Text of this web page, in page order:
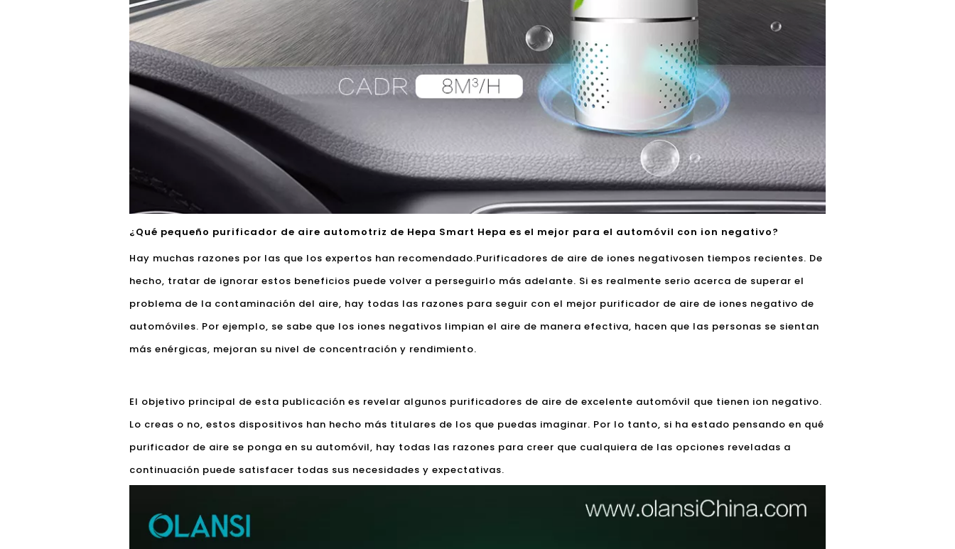
¿Qué pequeño purificador de aire automotriz de Hepa Smart Hepa es el mejor para el automóvil con ion negativo?
Hay muchas razones por las que los expertos han recomendado.Purificadores de aire de iones negativosen tiempos recientes. De
hecho, tratar de ignorar estos beneficios puede volver a perseguirlo más adelante. Si es realmente serio acerca de superar el
problema de la contaminación del aire, hay todas las razones para seguir con el mejor purificador de aire de iones negativo de
automóviles. Por ejemplo, se sabe que los iones negativos limpian el aire de manera efectiva, hacen que las personas se sientan
más enérgicas, mejoran su nivel de concentración y rendimiento.
El objetivo principal de esta publicación es revelar algunos purificadores de aire de excelente automóvil que tienen ion negativo.
Lo creas o no, estos dispositivos han hecho más titulares de los que puedas imaginar. Por lo tanto, si ha estado pensando en qué
purificador de aire se ponga en su automóvil, hay todas las razones para creer que cualquiera de las opciones reveladas a
continuación puede satisfacer todas sus necesidades y expectativas.